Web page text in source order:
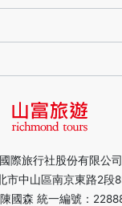
際旅行社股份有限公司
市中山區南京東路2段
國森 統一編號：